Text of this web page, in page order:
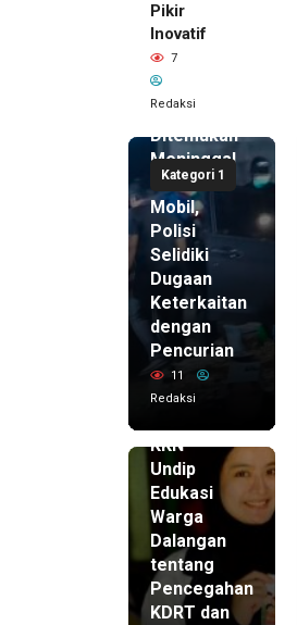
Pikir
Inovatif
7
Redaksi
Kategori 1
Pemilik
Royal
Phone
Ditemukan
Meninggal
di Dalam
Mobil,
Polisi
Selidiki
Dugaan
Keterkaitan
dengan
Pencurian
11
Redaksi
KKN
Undip
Edukasi
Warga
Dalangan
tentang
Pencegahan
KDRT dan